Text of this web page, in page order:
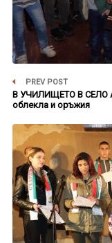
PREV POST
В УЧИЛИЩЕТО В СЕЛО
облекла и оръжия